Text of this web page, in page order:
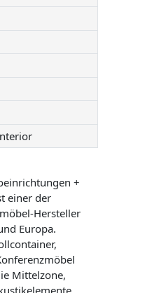
+
einer der
Hersteller
Europa.
Mittelzone,